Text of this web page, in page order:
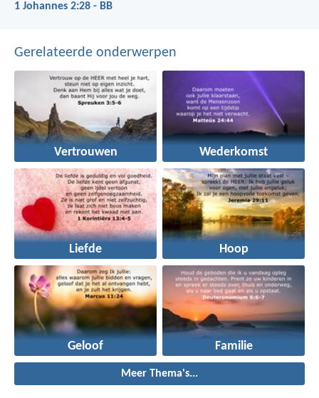
1 Johannes 2:28 - BB
Gerelateerde onderwerpen
Vertrouwen Wederkomst
Liefde Hoop
Geloof Familie
Meer Thema's...